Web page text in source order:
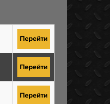
Перейти
Перейти
Перейти